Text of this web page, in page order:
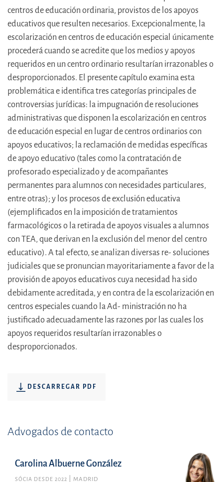
centros de educación ordinaria, provistos de los apoyos
educativos que resulten necesarios. Excepcionalmente, la
escolarización en centros de educación especial únicamente
procederá cuando se acredite que los medios y apoyos
requeridos en un centro ordinario resultarían irrazonables o
desproporcionados. El presente capítulo examina esta
problemática e identifica tres categorías principales de
controversias jurídicas: la impugnación de resoluciones
administrativas que disponen la escolarización en centros
de educación especial en lugar de centros ordinarios con
apoyos educativos; la reclamación de medidas específicas
de apoyo educativo (tales como la contratación de
profesorado especializado y de acompañantes
permanentes para alumnos con necesidades particulares,
entre otras); y los procesos de exclusión educativa
(ejemplificados en la imposición de tratamientos
farmacológicos o la retirada de apoyos visuales a alumnos
con TEA, que derivan en la exclusión del menor del centro
educativo). A tal efecto, se analizan diversas re- soluciones
judiciales que se pronuncian mayoritariamente a favor de la
provisión de apoyos educativos cuya necesidad ha sido
debidamente acreditada, y en contra de la escolarización en
centros especiales cuando la Ad- ministración no ha
justificado adecuadamente las razones por las cuales los
apoyos requeridos resultarían irrazonables o
desproporcionados.
DESCARREGAR PDF
Advogados de contacto
Carolina Albuerne González
SÓCIA DESDE 2022 MADRID